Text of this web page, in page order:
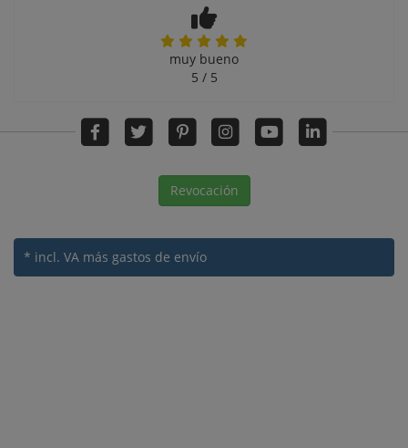
muy bueno
5 / 5
Revocación
* incl. VA más gastos de envío